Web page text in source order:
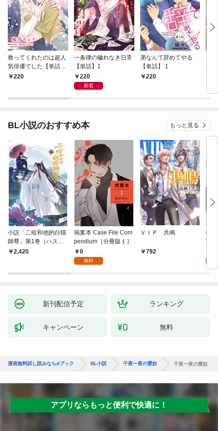
救ってくれたのは超人
気俳優でした【単話】
1 220
一条律の穢れなき日常
【単話】1
220
新着
弟なんて辞めてやる
【単話】 1
220
は
BL小説のおすすめ本 もっと見る
小説「二哈和他的白猫
師尊」第1巻（ハスキ
ーとかれのしろねこし
2,420
病案本 Case File Com
pendium［分冊版１］
0
無料
ＶＩＰ 共鳴
792
転
寵
新刊配信予定 ランキング
キャンペーン 無料
漫画無料試し読みならdブック BL小説 千夜一夜の愛奴 千夜一夜の愛奴
アプリならもっと便利で快適に！